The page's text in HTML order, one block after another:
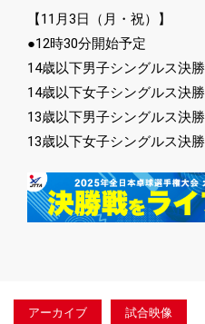
【11月3日（月・祝）】
●12時30分開始予定
14歳以下男子シングルス決勝
14歳以下女子シングルス決勝
13歳以下男子シングルス決勝
13歳以下女子シングルス決勝
アーカイブ
試合映像